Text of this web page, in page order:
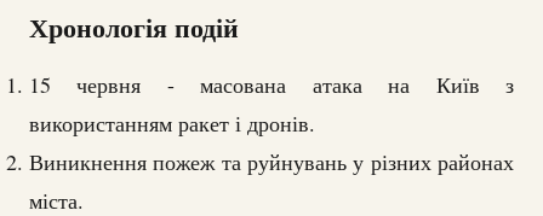
Хронологія подій
15 червня - масована атака на Київ з
використанням ракет і дронів.
Виникнення пожеж та руйнувань у різних районах
міста.